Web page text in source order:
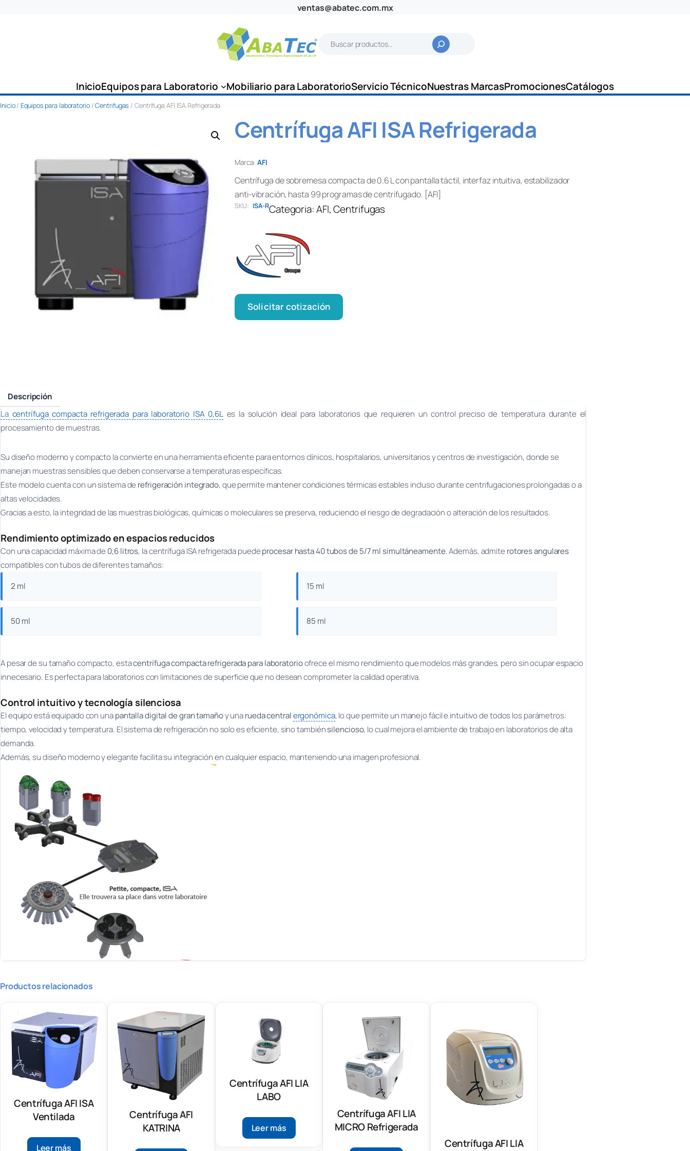
ventas@abatec.com.mx
c
a
InicioEquipos para Laboratorio Mobiliario para LaboratorioServicio TécnicoNuestras MarcasPromocionesCatálogos
Inicio/Equipos para laboratorio/Centrifugas / Centrífuga AFI ISA Refrigerada
Centrífuga AFI ISA Refrigerada
Marca: AFI
Centrífuga de sobremesa compacta de 0.6 L con pantalla táctil, interfaz intuitiva, estabilizador
anti‑vibración, hasta 99 programas de centrifugado. [AFI]
SKU: ISA-RCategoria:AFI, Centrifugas
Solicitar cotización
Descripción
La centrífuga compacta refrigerada para laboratorio ISA 0,6Les la solución ideal para laboratorios que requieren un control preciso de temperatura durante el
procesamiento de muestras.
Su diseño moderno y compacto la convierte en una herramienta eficiente para entornos clínicos, hospitalarios, universitarios y centros de investigación, donde se
manejan muestras sensibles que deben conservarse a temperaturas específicas.
Este modelo cuenta con un sistema de refrigeración integrado, que permite mantener condiciones térmicas estables incluso durante centrifugaciones prolongadas o a
altas velocidades.
Gracias a esto, la integridad de las muestras biológicas, químicas o moleculares se preserva, reduciendo el riesgo de degradación o alteración de los resultados.
Rendimiento optimizado en espacios reducidos
Con una capacidad máxima de 0,6 litros, la centrífuga ISA refrigerada puedeprocesar hasta 40 tubos de 5/7 ml simultáneamente. Además, admite rotores angulares
compatibles con tubos de diferentes tamaños:
2 ml
15 ml
50 ml 85 ml
A pesar de su tamaño compacto, estacentrífuga compacta refrigerada para laboratorioofrece el mismo rendimiento que modelos más grandes, pero sin ocupar espacio
innecesario. Es perfecta para laboratorios con limitaciones de superficie que no desean comprometer la calidad operativa.
Control intuitivo y tecnología silenciosa
El equipo está equipado con unapantalla digital de gran tamañoy unarueda centralergonómica, lo que permite un manejo fácil e intuitivo de todos los parámetros:
tiempo, velocidad y temperatura. El sistema de refrigeración no solo es eficiente, sino tambiénsilencioso, lo cual mejora el ambiente de trabajo en laboratorios de alta
demanda.
Además, su diseño moderno y elegante facilita su integración en cualquier espacio, manteniendo una imagen profesional.
Productos relacionados
Centrífuga AFI ISA
Ventilada
Leer más
Centrífuga AFI
KATRINA
Centrífuga AFI LIA
LABO
Leer más
Centrífuga AFI LIA
MICRO Refrigerada
Centrífuga AFI LIA